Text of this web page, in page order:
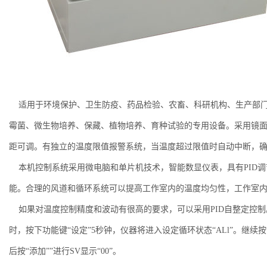
适用于环境保护、卫生防疫、药品检验、农畜、科研机构、生产部
霉菌、微生物培养、保藏、植物培养、育种试验的专用设备。采用镜
距可调。有独立的温度限值报警系统，当温度超过限值时自动中断，
本机控制系统采用微电脑和单片机技术，智能数显仪表，具有PID
能。合理的风道和循环系统可以提高工作室内的温度均匀性，工作室
如果对温度控制精度和波动有很高的要求，可以采用PID自整定控
时，按下功能键“设定”5秒钟，仪器将进入设定循环状态“ALl”。继续
后按“添加””进行SV显示“00”。